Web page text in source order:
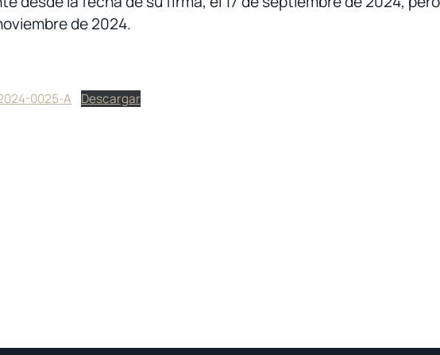
de 2024.
0025-A Descargar